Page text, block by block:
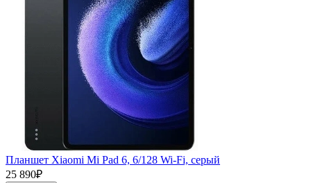
Планшет Xiaomi Mi Pad 6, 6/128 Wi-Fi, серый
25 890₽